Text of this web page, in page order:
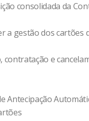
consolidada da
a gestão dos cartões
contratação e
Antecipação